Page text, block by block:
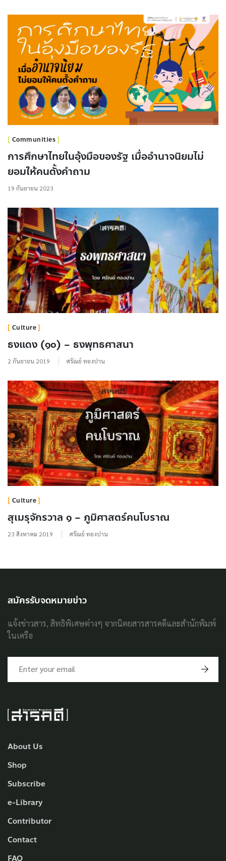
Communities
การศึกษาไทยในอุ้งมือของรัฐ เมื่ออำนาจนิยมไม่
ยอมให้คนตั้งคำถาม
19 กันยายน 2023
Culture
ธงแดง (๑๐) – ธงพุทธศาสนา
2 กันยายน 2019 ศรัณย์ ทองปาน
Culture
สุเมรุจักรวาล ๑ – ภูมิศาสตร์คนโบราณ
23 สิงหาคม 2019 ศรัณย์ ทองปาน
About Us
Shop
Subscribe
e-Library
Contributor
Contact
FAQ
สมัครรับจดหมายข่าว
แจ้งข่าวสาร, สิทธิพิเศษต่างๆ จากนิตยสารสารคดีและสำนักพิมพ์
ในเครือ